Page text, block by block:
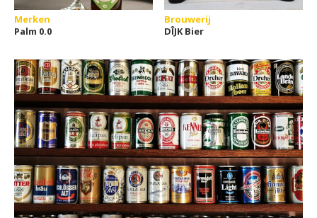
Merken
Palm 0.0
Brouwerij
DÎJK Bier